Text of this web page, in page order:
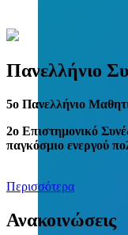
Πανελλήνιο
5o Πανελλήνιο
2ο Επιστημονικό
παγκόσμιο ενεργού
Περισσότερα
Ανακοινώσεις